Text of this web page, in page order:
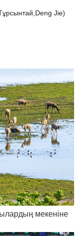
Jie)
мекеніне